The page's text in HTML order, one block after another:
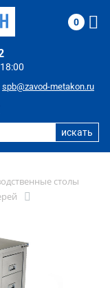
spb@zavod-metakon.ru
0
столы